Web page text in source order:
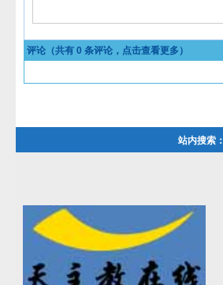
评论（共有 0 条评论，点击查看更多）
站内搜索：